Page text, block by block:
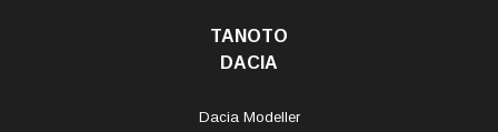
TANOTO
DACIA
Dacia Modeller